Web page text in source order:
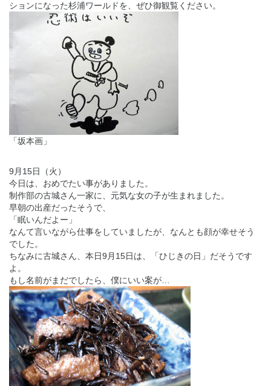
ションになった杉浦ワールドを、ぜひ御観覧ください。
「坂本画」
9月15日（火）
今日は、おめでたい事がありました。
制作部の古城さん一家に、元気な女の子が生まれました。
早朝の出産だったそうで、
「眠いんだよー」
なんて言いながら仕事をしていましたが、なんとも顔が幸せそう
でした。
ちなみに古城さん、本日9月15日は、「ひじきの日」だそうです
よ。
もし名前がまだでしたら、僕にいい案が…